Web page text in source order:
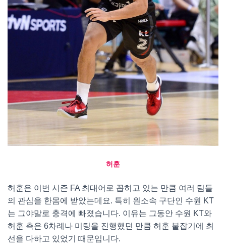
허훈
허훈은 이번 시즌 FA 최대어로 꼽히고 있는 만큼 여러 팀들
의 관심을 한몸에 받았는데요. 특히 원소속 구단인 수원 KT
는 그야말로 충격에 빠졌습니다. 이유는 그동안 수원 KT와
허훈 측은 6차례나 미팅을 진행했던 만큼 허훈 붙잡기에 최
선을 다하고 있었기 때문입니다.